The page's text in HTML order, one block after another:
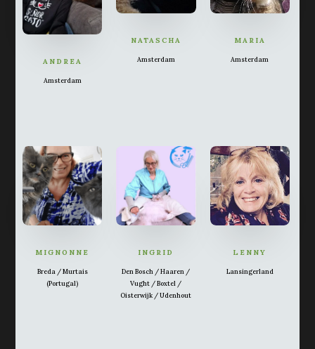
ANDREA
Amsterdam
NATASCHA
Amsterdam
MARIA
Amsterdam
MIGNONNE
Breda / Murtais
(Portugal)
INGRID
Den Bosch / Haaren /
Vught / Boxtel /
Oisterwijk / Udenhout
LENNY
Lansingerland